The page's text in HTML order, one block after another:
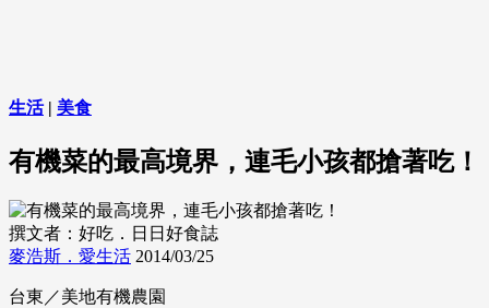
生活| 美食
有機菜的最高境界，連毛小孩都搶著吃！
撰文者：好吃．日日好食誌
麥浩斯．愛生活 2014/03/25
台東／美地有機農園